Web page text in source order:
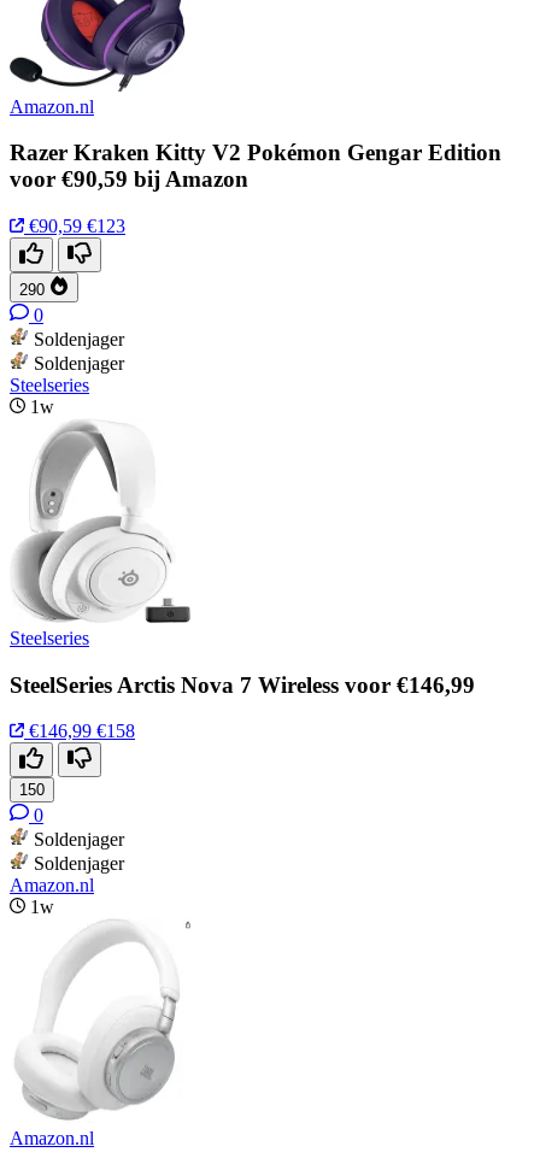
Amazon.nl
Razer Kraken Kitty V2 Pokémon Gengar Edition
voor €90,59 bij Amazon
€90,59 €123
290
0
Soldenjager
Soldenjager
Steelseries
1w
Steelseries
SteelSeries Arctis Nova 7 Wireless voor €146,99
€146,99 €158
150
0
Soldenjager
Soldenjager
Amazon.nl
1w
Amazon.nl